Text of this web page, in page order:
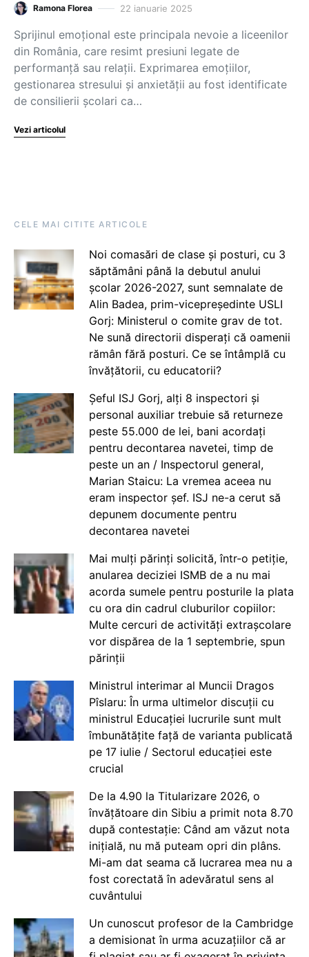
Ramona Florea 22 ianuarie 2025
Sprijinul emoțional este principala nevoie a liceenilor
din România, care resimt presiuni legate de
performanță sau relații. Exprimarea emoțiilor,
gestionarea stresului și anxietății au fost identificate
de consilierii școlari ca…
Vezi articolul
CELE MAI CITITE ARTICOLE
Noi comasări de clase și posturi, cu 3
săptămâni până la debutul anului
școlar 2026-2027, sunt semnalate de
Alin Badea, prim-vicepreședinte USLI
Gorj: Ministerul o comite grav de tot.
Ne sună directorii disperați că oamenii
rămân fără posturi. Ce se întâmplă cu
învățătorii, cu educatorii?
Șeful ISJ Gorj, alți 8 inspectori și
personal auxiliar trebuie să returneze
peste 55.000 de lei, bani acordați
pentru decontarea navetei, timp de
peste un an / Inspectorul general,
Marian Staicu: La vremea aceea nu
eram inspector șef. ISJ ne-a cerut să
depunem documente pentru
decontarea navetei
Mai mulți părinți solicită, într-o petiție,
anularea deciziei ISMB de a nu mai
acorda sumele pentru posturile la plata
cu ora din cadrul cluburilor copiilor:
Multe cercuri de activități extrașcolare
vor dispărea de la 1 septembrie, spun
părinții
Ministrul interimar al Muncii Dragos
Pîslaru: În urma ultimelor discuții cu
ministrul Educației lucrurile sunt mult
îmbunătățite față de varianta publicată
pe 17 iulie / Sectorul educației este
crucial
De la 4.90 la Titularizare 2026, o
învățătoare din Sibiu a primit nota 8.70
după contestație: Când am văzut nota
inițială, nu mă puteam opri din plâns.
Mi-am dat seama că lucrarea mea nu a
fost corectată în adevăratul sens al
cuvântului
Un cunoscut profesor de la Cambridge
a demisionat în urma acuzațiilor că ar